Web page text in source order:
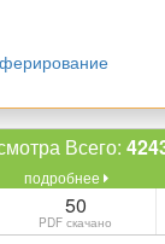
Всего:
подробнее
50
PDF скачано